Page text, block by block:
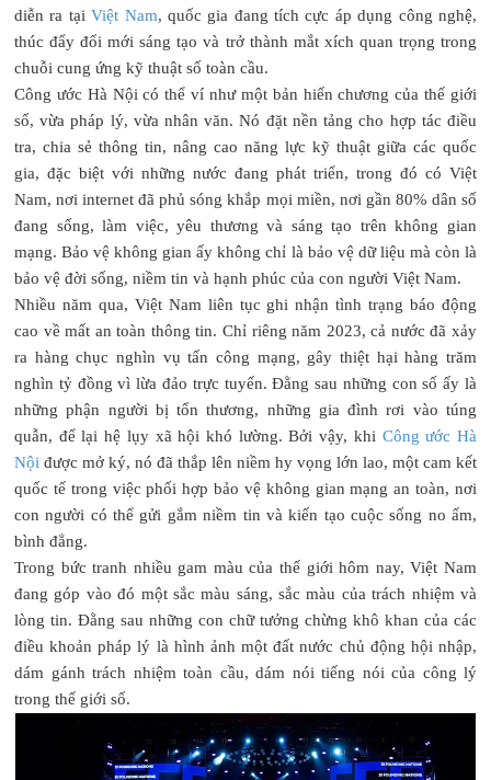
diễn ra tạiViệt Nam, quốc gia đang tích cực áp dụng công nghệ,
thúc đẩy đổi mới sáng tạo và trở thành mắt xích quan trọng trong
chuỗi cung ứng kỹ thuật số toàn cầu.
Công ước Hà Nội có thể ví như một bản hiến chương của thế giới
số, vừa pháp lý, vừa nhân văn. Nó đặt nền tảng cho hợp tác điều
tra, chia sẻ thông tin, nâng cao năng lực kỹ thuật giữa các quốc
gia, đặc biệt với những nước đang phát triển, trong đó có Việt
Nam, nơi internet đã phủ sóng khắp mọi miền, nơi gần 80% dân số
đang sống, làm việc, yêu thương và sáng tạo trên không gian
mạng. Bảo vệ không gian ấy không chỉ là bảo vệ dữ liệu mà còn là
bảo vệ đời sống, niềm tin và hạnh phúc của con người Việt Nam.
Nhiều năm qua, Việt Nam liên tục ghi nhận tình trạng báo động
cao về mất an toàn thông tin. Chỉ riêng năm 2023, cả nước đã xảy
ra hàng chục nghìn vụ tấn công mạng, gây thiệt hại hàng trăm
nghìn tỷ đồng vì lừa đảo trực tuyến. Đằng sau những con số ấy là
những phận người bị tổn thương, những gia đình rơi vào túng
quẫn, để lại hệ lụy xã hội khó lường. Bởi vậy, khi Công ước Hà
Nội được mở ký, nó đã thắp lên niềm hy vọng lớn lao, một cam kết
quốc tế trong việc phối hợp bảo vệ không gian mạng an toàn, nơi
con người có thể gửi gắm niềm tin và kiến tạo cuộc sống no ấm,
bình đẳng.
Trong bức tranh nhiều gam màu của thế giới hôm nay, Việt Nam
đang góp vào đó một sắc màu sáng, sắc màu của trách nhiệm và
lòng tin. Đằng sau những con chữ tưởng chừng khô khan của các
điều khoản pháp lý là hình ảnh một đất nước chủ động hội nhập,
dám gánh trách nhiệm toàn cầu, dám nói tiếng nói của công lý
trong thế giới số.